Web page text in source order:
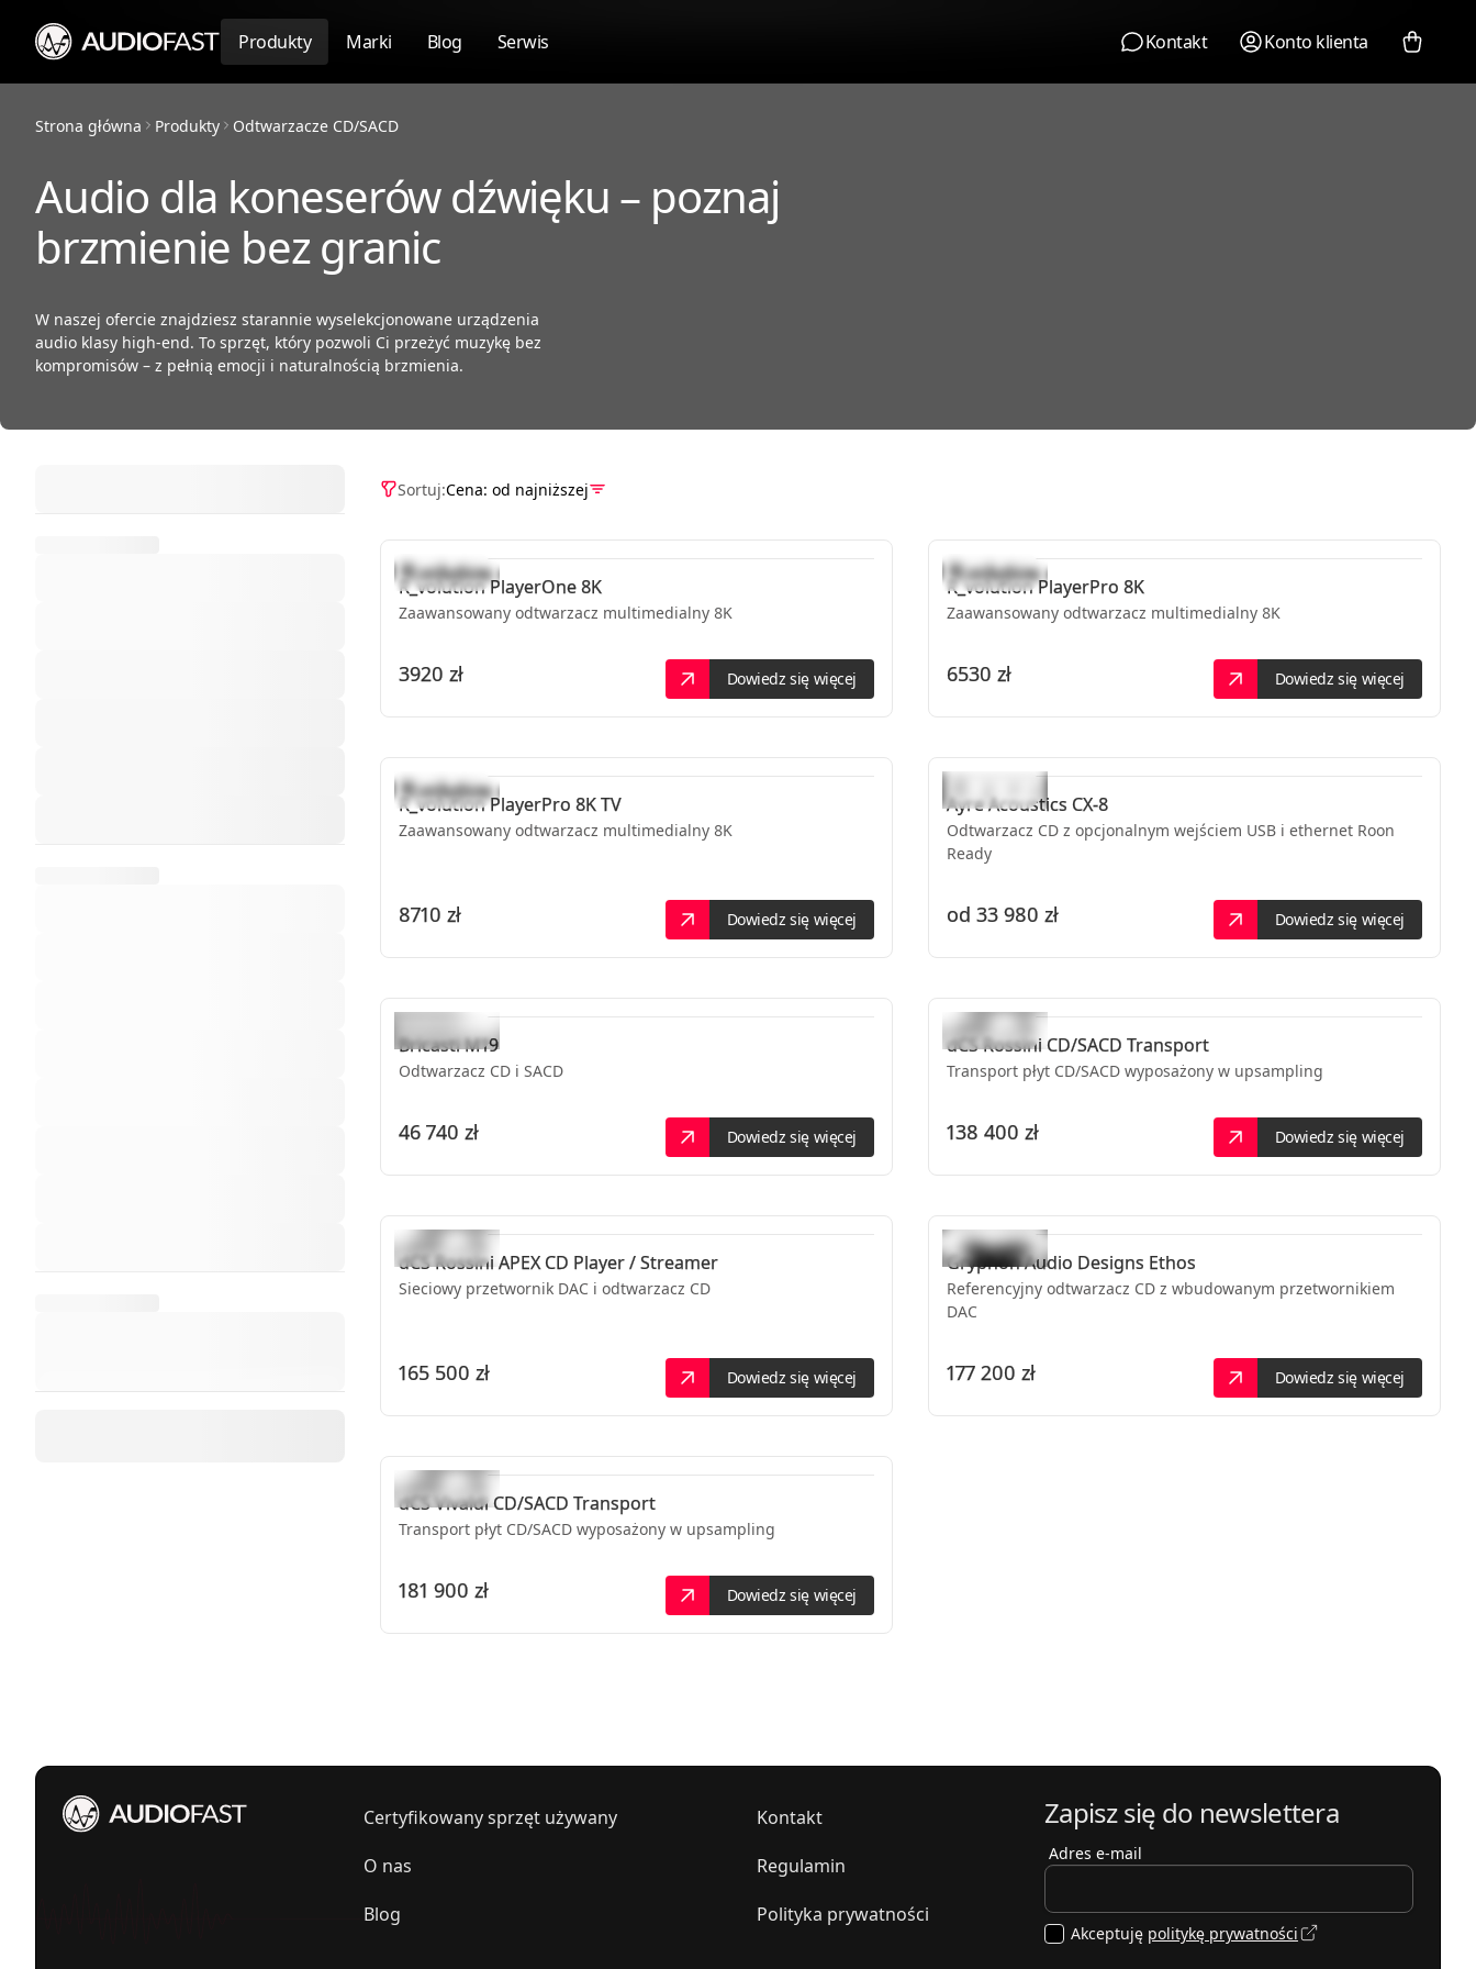
Produkty Marki Blog Serwis Kontakt Konto klienta
Strona główna Produkty Odtwarzacze CD/SACD
Audio dla koneserów dźwięku – poznaj
brzmienie bez granic
W naszej ofercie znajdziesz starannie wyselekcjonowane urządzenia
audio klasy high-end. To sprzęt, który pozwoli Ci przeżyć muzykę bez
kompromisów – z pełnią emocji i naturalnością brzmienia.
Sortuj:Cena: od najniższej
R_volutionPlayerOne 8K
Zaawansowany odtwarzacz multimedialny 8K
3920 zł Dowiedz się więcej
R_volutionPlayerPro 8K
Zaawansowany odtwarzacz multimedialny 8K
6530 zł Dowiedz się więcej
R_volutionPlayerPro 8K TV
Zaawansowany odtwarzacz multimedialny 8K
8710 zł Dowiedz się więcej
Ayre Acoustics CX-8
Odtwarzacz CD z opcjonalnym wejściem USB i ethernet Roon
Ready
od 33 980 zł Dowiedz się więcej
BricastiM19
Odtwarzacz CD i SACD
46 740 zł Dowiedz się więcej
dCSRossini CD/SACD Transport
Transport płyt CD/SACD wyposażony w upsampling
138 400 zł Dowiedz się więcej
dCSRossini APEX CD Player / Streamer
Sieciowy przetwornik DAC i odtwarzacz CD
165 500 zł Dowiedz się więcej
Gryphon Audio Designs Ethos
Referencyjny odtwarzacz CD z wbudowanym przetwornikiem
DAC
177 200 zł Dowiedz się więcej
dCSVivaldi CD/SACD Transport
Transport płyt CD/SACD wyposażony w upsampling
181 900 zł Dowiedz się więcej
Certyfikowany sprzęt używany
O nas
Blog
Kontakt
Regulamin
Polityka prywatności
Zapisz się do newslettera
Adres e-mail
Akceptuję politykę prywatności